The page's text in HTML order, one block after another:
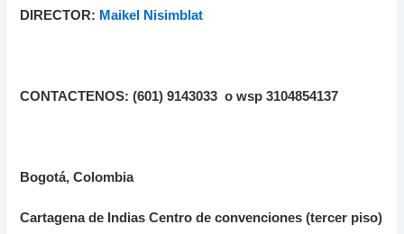
DIRECTOR: Maikel Nisimblat
CONTACTENOS: (601) 9143033 o wsp 3104854137
Bogotá, Colombia
Cartagena de Indias Centro de convenciones (tercer piso)